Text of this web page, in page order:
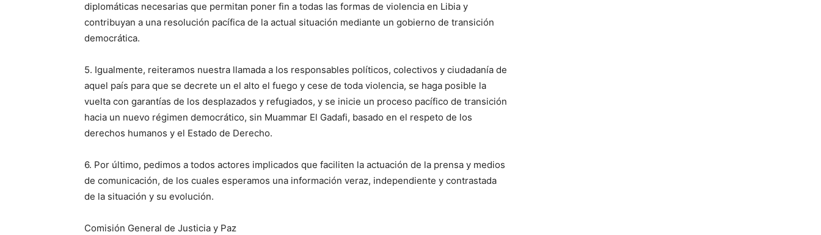
diplomáticas necesarias que permitan poner fin a todas las formas de violencia en Libia y
contribuyan a una resolución pacífica de la actual situación mediante un gobierno de transición
democrática.
5. Igualmente, reiteramos nuestra llamada a los responsables políticos, colectivos y ciudadanía de
aquel país para que se decrete un el alto el fuego y cese de toda violencia, se haga posible la
vuelta con garantías de los desplazados y refugiados, y se inicie un proceso pacífico de transición
hacia un nuevo régimen democrático, sin Muammar El Gadafi, basado en el respeto de los
derechos humanos y el Estado de Derecho.
6. Por último, pedimos a todos actores implicados que faciliten la actuación de la prensa y medios
de comunicación, de los cuales esperamos una información veraz, independiente y contrastada
de la situación y su evolución.
Comisión General de Justicia y Paz